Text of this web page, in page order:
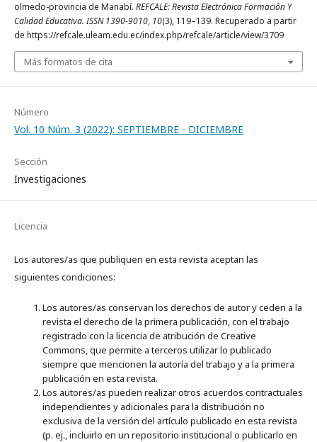
olmedo-provincia de Manabí. REFCALE: Revista Electrónica Formación Y
Calidad Educativa. ISSN 1390-9010, 10(3), 119–139. Recuperado a partir
de https://refcale.uleam.edu.ec/index.php/refcale/article/view/3709
Más formatos de cita
Número
Vol. 10 Núm. 3 (2022): SEPTIEMBRE - DICIEMBRE
Sección
Investigaciones
Licencia
Los autores/as que publiquen en esta revista aceptan las
siguientes condiciones:
Los autores/as conservan los derechos de autor y ceden a la
revista el derecho de la primera publicación, con el trabajo
registrado con la licencia de atribución de Creative
Commons, que permite a terceros utilizar lo publicado
siempre que mencionen la autoría del trabajo y a la primera
publicación en esta revista.
Los autores/as pueden realizar otros acuerdos contractuales
independientes y adicionales para la distribución no
exclusiva de la versión del artículo publicado en esta revista
(p. ej., incluirlo en un repositorio institucional o publicarlo en